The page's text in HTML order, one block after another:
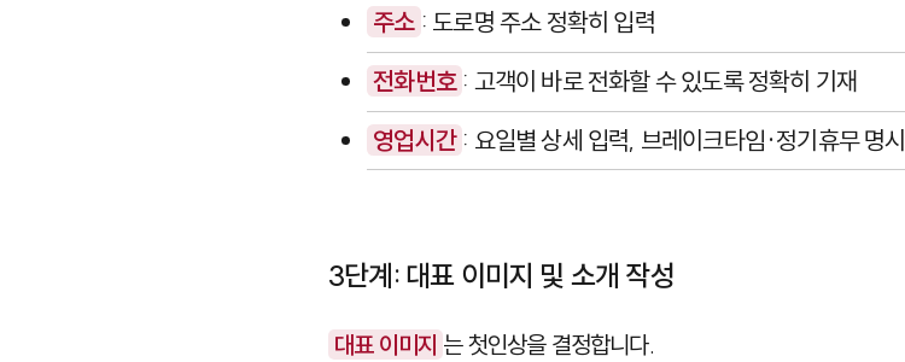
주소 : 도로명 주소 정확히 입력
전화번호 : 고객이 바로 전화할 수 있도록 정확히 기재
영업시간 : 요일별 상세 입력, 브레이크타임·정기휴무 명시
3단계: 대표 이미지 및 소개 작성
대표 이미지 는 첫인상을 결정합니다.